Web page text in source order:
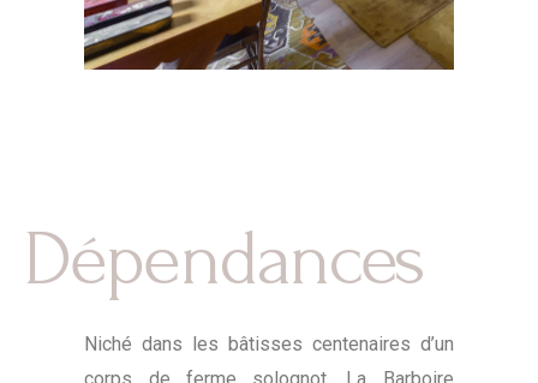
Dépendances
Niché dans les bâtisses centenaires d’un